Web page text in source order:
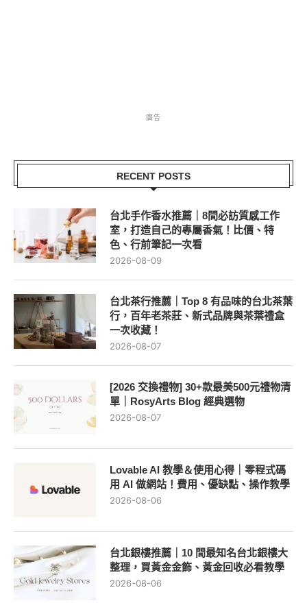
廣告
RECENT POSTS
台北手作香水推薦｜8間必訪質感工作
室，打造自己的專屬香氣！比價、特
色、行前筆記一次看
2026-08-09
台北茶行推薦｜Top 8 有品味的台北茶葉
行，百年老茶莊、新式品牌與茶葉禮盒
一次收藏！
2026-08-07
[2026 交換禮物] 30+款最美500元禮物清
單｜RosyArts Blog 經典選物
2026-08-07
Lovable AI 教學＆使用心得｜零程式碼
用 AI 做網站！費用、優缺點、操作教學
2026-08-06
台北銀樓推薦｜10 間最知名台北銀樓大
整理，買黃金金飾、黃金回收必看教學
2026-08-06